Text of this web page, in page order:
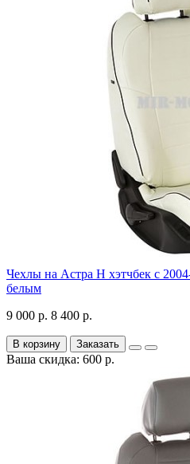
Чехлы на Астра H хэтчбек с
белым
9 000 р. 8 400 р.
В корзину Заказать
Ваша скидка: 600 р.